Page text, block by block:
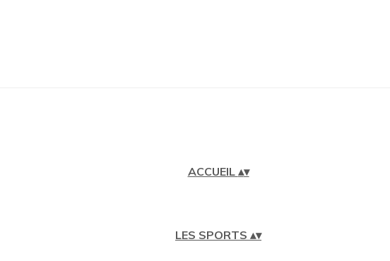
ACCUEIL ▴▾
LES SPORTS ▴▾